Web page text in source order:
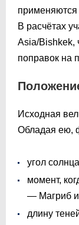
применяются
В расчётах
Asia/Bishkek,
поправок на
Исходная
Обладая ею,
угол
момент,
— Магриб и
длину